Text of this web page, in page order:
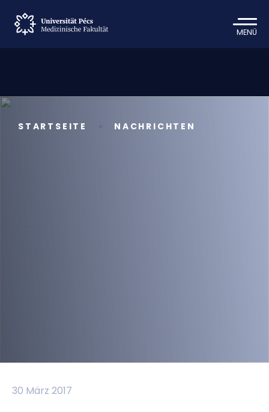
MENÜ
STARTSEITE NACHRICHTEN
30 März 2017